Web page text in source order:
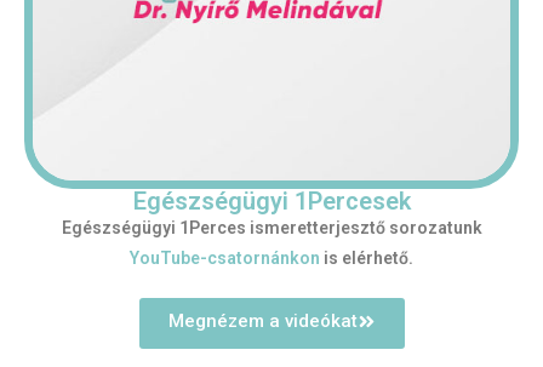
Egészségügyi 1Percesek
Egészségügyi 1Perces ismeretterjesztő sorozatunk
YouTube-csatornánkon is elérhető.
Megnézem a videókat